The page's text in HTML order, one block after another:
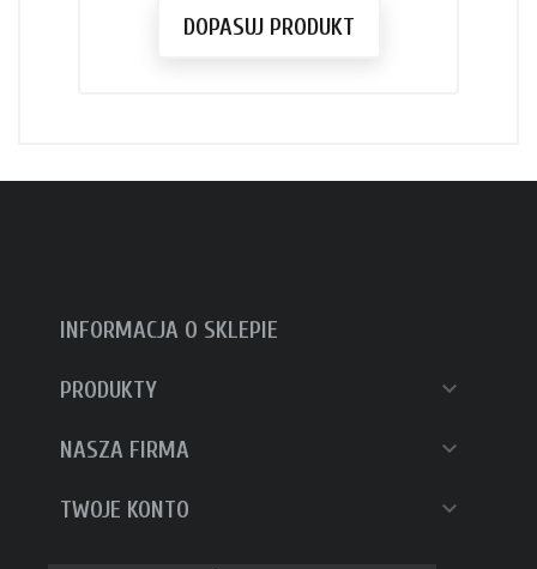
DOPASUJ PRODUKT
INFORMACJA O SKLEPIE
PRODUKTY 
NASZA FIRMA 
TWOJE KONTO 